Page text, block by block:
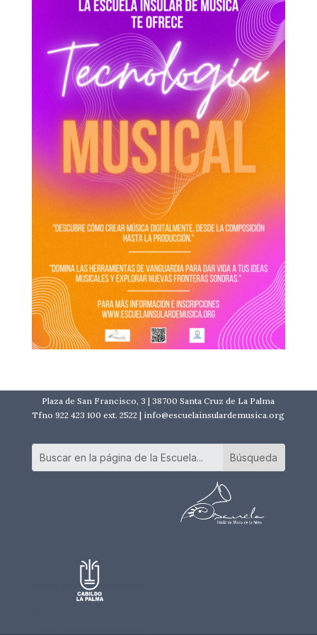
Plaza de San Francisco, 3 | 38700 Santa Cruz de La Palma
Tfno 922 423 100 ext. 2522 | info@escuelainsulardemusica.org